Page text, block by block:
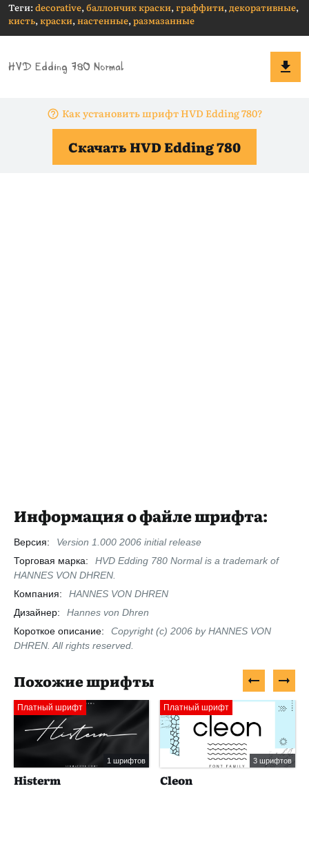
Теги:decorative,баллончик краски,граффити,декоративные,
кисть,краски,настенные,размазанные
Как установить шрифт HVD Edding 780?
Скачать HVD Edding 780
Информация о файле шрифта:
Версия:
Version 1.000 2006 initial release
Торговая марка:
HVD Edding 780 Normal is a trademark of
HANNES VON DHREN.
Компания:
HANNES VON DHREN
Дизайнер:
Hannes von Dhren
Короткое описание:
Copyright (c) 2006 by HANNES VON
DHREN. All rights reserved.
Похожие шрифты
Платный шрифт
1 шрифтов
Histerm
Платный шрифт
3 шрифтов
Cleon